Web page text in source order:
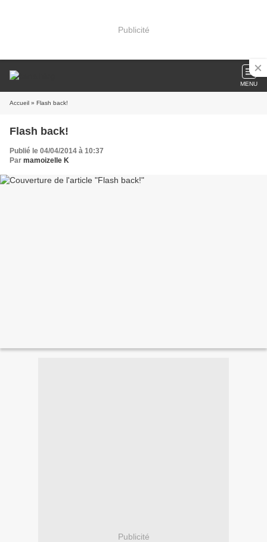
Publicité
MENU
Accueil » Flash back!
Flash back!
Publié le 04/04/2014 à 10:37
Par mamoizelle K
Publicité